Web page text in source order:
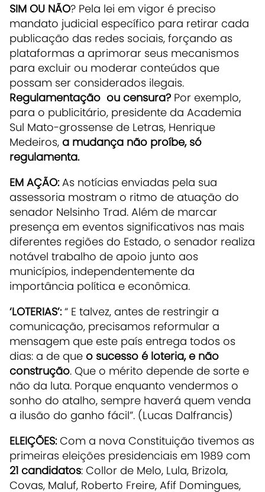
SIM OU NÃO? Pela lei em vigor é preciso
mandato judicial específico para retirar cada
publicação das redes sociais, forçando as
plataformas a aprimorar seus mecanismos
para excluir ou moderar conteúdos que
possam ser considerados ilegais.
Regulamentação ou censura? Por exemplo,
para o publicitário, presidente da Academia
Sul Mato-grossense de Letras, Henrique
Medeiros, a mudança não proíbe, só
regulamenta.
EM AÇÃO:As notícias enviadas pela sua
assessoria mostram o ritmo de atuação do
senador Nelsinho Trad. Além de marcar
presença em eventos significativos nas mais
diferentes regiões do Estado, o senador realiza
notável trabalho de apoio junto aos
municípios, independentemente da
importância política e econômica.
‘LOTERIAS’:“ E talvez, antes de restringir a
comunicação, precisamos reformular a
mensagem que este país entrega todos os
dias: a de que o sucesso é loteria, e não
construção. Que o mérito depende de sorte e
não da luta. Porque enquanto vendermos o
sonho do atalho, sempre haverá quem venda
a ilusão do ganho fácil”. (Lucas Dalfrancis)
ELEIÇÕES:Com a nova Constituição tivemos as
primeiras eleições presidenciais em 1989 com
21 candidatos: Collor de Melo, Lula, Brizola,
Covas, Maluf, Roberto Freire, Afif Domingues,